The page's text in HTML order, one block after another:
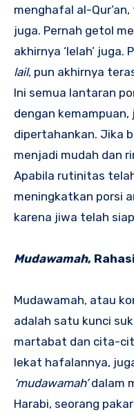
menghafal al-Qur’an,
juga. Pernah getol
akhirnya ‘lelah’
lail, pun akhirnya
Ini semua lantaran
dengan
dipertahankan. Jika
menjadi mudah dan
Apabila rutinitas
meningkatkan porsi
karena jiwa telah
Mudawamah,
Mudawamah, atau
adalah satu kunci
martabat dan cita-
lekat hafalannya,
‘mudawamah’dalam
Harabi, seorang